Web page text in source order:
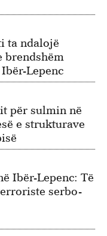
ta ndalojë
brendshëm
Lepenc
për sulmin në
e strukturave
Ibër-Lepenc: Të
serbo-